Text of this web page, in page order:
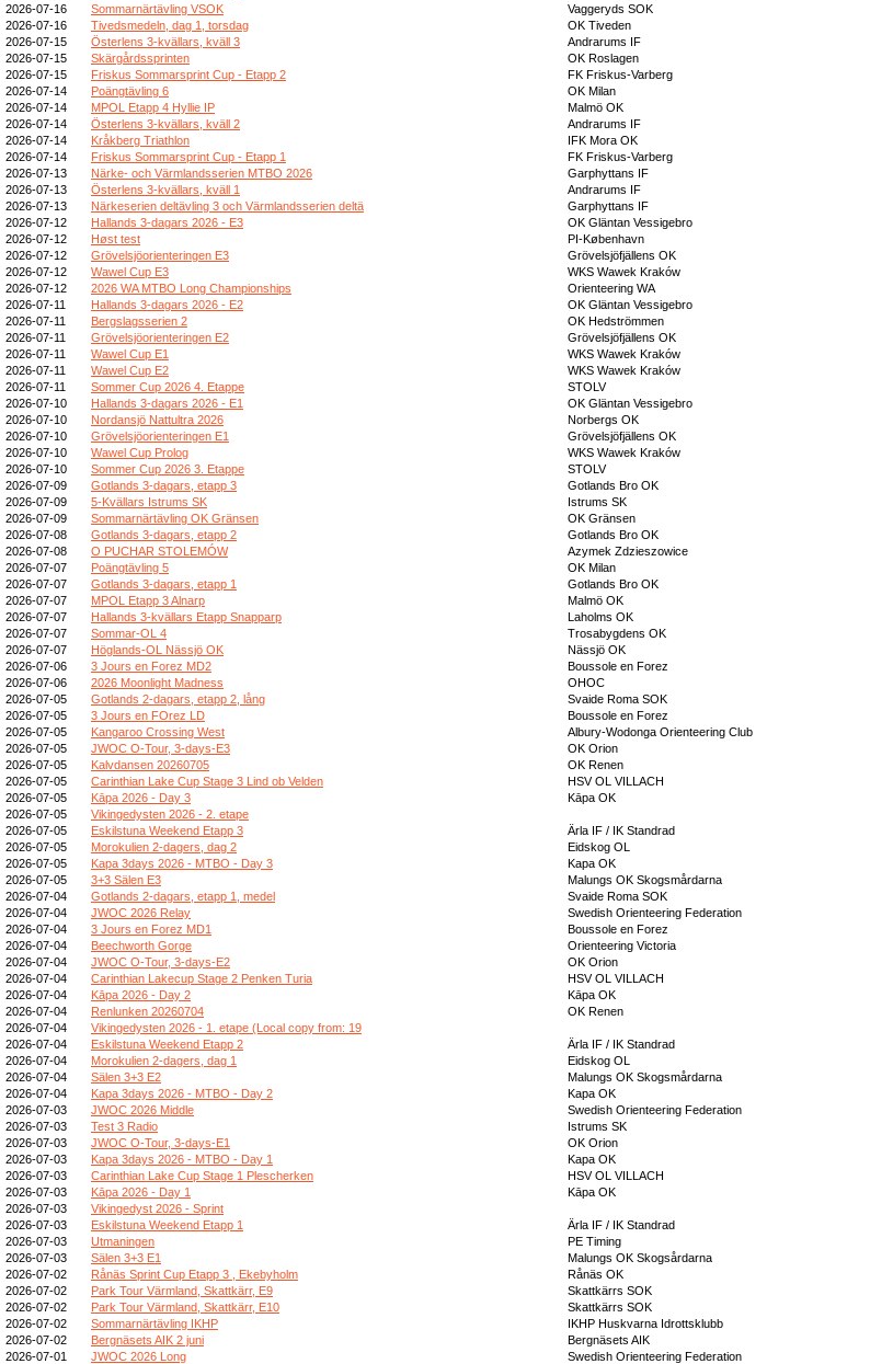
2026-07-16
Sommarnärtävling VSOK
Vaggeryds SOK
2026-07-16
Tivedsmedeln, dag 1, torsdag
OK Tiveden
2026-07-15
Österlens 3-kvällars, kväll 3
Andrarums IF
2026-07-15
Skärgårdssprinten
OK Roslagen
2026-07-15
Friskus Sommarsprint Cup - Etapp 2
FK Friskus-Varberg
2026-07-14
Poängtävling 6
OK Milan
2026-07-14
MPOL Etapp 4 Hyllie IP
Malmö OK
2026-07-14
Österlens 3-kvällars, kväll 2
Andrarums IF
2026-07-14
Kråkberg Triathlon
IFK Mora OK
2026-07-14
Friskus Sommarsprint Cup - Etapp 1
FK Friskus-Varberg
2026-07-13
Närke- och Värmlandsserien MTBO 2026
Garphyttans IF
2026-07-13
Österlens 3-kvällars, kväll 1
Andrarums IF
2026-07-13
Närkeserien deltävling 3 och Värmlandsserien deltä
Garphyttans IF
2026-07-12
Hallands 3-dagars 2026 - E3
OK Gläntan Vessigebro
2026-07-12
Høst test
PI-København
2026-07-12
Grövelsjöorienteringen E3
Grövelsjöfjällens OK
2026-07-12
Wawel Cup E3
WKS Wawek Kraków
2026-07-12
2026 WA MTBO Long Championships
Orienteering WA
2026-07-11
Hallands 3-dagars 2026 - E2
OK Gläntan Vessigebro
2026-07-11
Bergslagsserien 2
OK Hedströmmen
2026-07-11
Grövelsjöorienteringen E2
Grövelsjöfjällens OK
2026-07-11
Wawel Cup E1
WKS Wawek Kraków
2026-07-11
Wawel Cup E2
WKS Wawek Kraków
2026-07-11
Sommer Cup 2026 4. Etappe
STOLV
2026-07-10
Hallands 3-dagars 2026 - E1
OK Gläntan Vessigebro
2026-07-10
Nordansjö Nattultra 2026
Norbergs OK
2026-07-10
Grövelsjöorienteringen E1
Grövelsjöfjällens OK
2026-07-10
Wawel Cup Prolog
WKS Wawek Kraków
2026-07-10
Sommer Cup 2026 3. Etappe
STOLV
2026-07-09
Gotlands 3-dagars, etapp 3
Gotlands Bro OK
2026-07-09
5-Kvällars Istrums SK
Istrums SK
2026-07-09
Sommarnärtävling OK Gränsen
OK Gränsen
2026-07-08
Gotlands 3-dagars, etapp 2
Gotlands Bro OK
2026-07-08
O PUCHAR STOLEMÓW
Azymek Zdzieszowice
2026-07-07
Poängtävling 5
OK Milan
2026-07-07
Gotlands 3-dagars, etapp 1
Gotlands Bro OK
2026-07-07
MPOL Etapp 3 Alnarp
Malmö OK
2026-07-07
Hallands 3-kvällars Etapp Snapparp
Laholms OK
2026-07-07
Sommar-OL 4
Trosabygdens OK
2026-07-07
Höglands-OL Nässjö OK
Nässjö OK
2026-07-06
3 Jours en Forez MD2
Boussole en Forez
2026-07-06
2026 Moonlight Madness
OHOC
2026-07-05
Gotlands 2-dagars, etapp 2, lång
Svaide Roma SOK
2026-07-05
3 Jours en FOrez LD
Boussole en Forez
2026-07-05
Kangaroo Crossing West
Albury-Wodonga Orienteering Club
2026-07-05
JWOC O-Tour, 3-days-E3
OK Orion
2026-07-05
Kalvdansen 20260705
OK Renen
2026-07-05
Carinthian Lake Cup Stage 3 Lind ob Velden
HSV OL VILLACH
2026-07-05
Kāpa 2026 - Day 3
Kāpa OK
2026-07-05
Vikingedysten 2026 - 2. etape
2026-07-05
Eskilstuna Weekend Etapp 3
Ärla IF / IK Standrad
2026-07-05
Morokulien 2-dagers, dag 2
Eidskog OL
2026-07-05
Kapa 3days 2026 - MTBO - Day 3
Kapa OK
2026-07-05
3+3 Sälen E3
Malungs OK Skogsmårdarna
2026-07-04
Gotlands 2-dagars, etapp 1, medel
Svaide Roma SOK
2026-07-04
JWOC 2026 Relay
Swedish Orienteering Federation
2026-07-04
3 Jours en Forez MD1
Boussole en Forez
2026-07-04
Beechworth Gorge
Orienteering Victoria
2026-07-04
JWOC O-Tour, 3-days-E2
OK Orion
2026-07-04
Carinthian Lakecup Stage 2 Penken Turia
HSV OL VILLACH
2026-07-04
Kāpa 2026 - Day 2
Kāpa OK
2026-07-04
Renlunken 20260704
OK Renen
2026-07-04
Vikingedysten 2026 - 1. etape (Local copy from: 19
2026-07-04
Eskilstuna Weekend Etapp 2
Ärla IF / IK Standrad
2026-07-04
Morokulien 2-dagers, dag 1
Eidskog OL
2026-07-04
Sälen 3+3 E2
Malungs OK Skogsmårdarna
2026-07-04
Kapa 3days 2026 - MTBO - Day 2
Kapa OK
2026-07-03
JWOC 2026 Middle
Swedish Orienteering Federation
2026-07-03
Test 3 Radio
Istrums SK
2026-07-03
JWOC O-Tour, 3-days-E1
OK Orion
2026-07-03
Kapa 3days 2026 - MTBO - Day 1
Kapa OK
2026-07-03
Carinthian Lake Cup Stage 1 Plescherken
HSV OL VILLACH
2026-07-03
Kāpa 2026 - Day 1
Kāpa OK
2026-07-03
Vikingedyst 2026 - Sprint
2026-07-03
Eskilstuna Weekend Etapp 1
Ärla IF / IK Standrad
2026-07-03
Utmaningen
PE Timing
2026-07-03
Sälen 3+3 E1
Malungs OK Skogsårdarna
2026-07-02
Rånäs Sprint Cup Etapp 3 , Ekebyholm
Rånäs OK
2026-07-02
Park Tour Värmland, Skattkärr, E9
Skattkärrs SOK
2026-07-02
Park Tour Värmland, Skattkärr, E10
Skattkärrs SOK
2026-07-02
Sommarnärtävling IKHP
IKHP Huskvarna Idrottsklubb
2026-07-02
Bergnäsets AIK 2 juni
Bergnäsets AIK
2026-07-01
JWOC 2026 Long Swedish Orienteering Federation